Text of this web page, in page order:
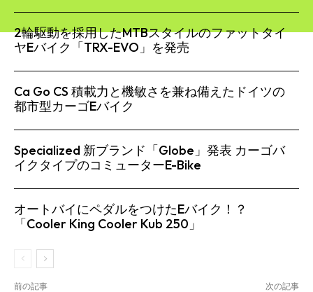
2輪駆動を採用したMTBスタイルのファットタイ
ヤEバイク「TRX-EVO」を発売
Ca Go CS 積載力と機敏さを兼ね備えたドイツの
都市型カーゴEバイク
Specialized 新ブランド「Globe」発表 カーゴバ
イクタイプのコミューターE-Bike
オートバイにペダルをつけたEバイク！？
「Cooler King Cooler Kub 250」
前の記事 次の記事